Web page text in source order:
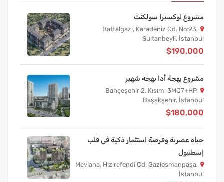
مشروع لوكسيرا سولكنت
Battalgazi, Karadeniz Cd. No:93,
Sultanbeyli, İstanbul
$190,000
مشروع بهجة أدا بهجة شهير
Bahçeşehir 2. Kısım, 3MQ7+HP,
Başakşehir, İstanbul
$180,000
حياة عصرية وفرصة استثمار ذكية في قلب
إسطنبول
Mevlana, Hızırefendi Cd. Gaziosmanpaşa,
İstanbul